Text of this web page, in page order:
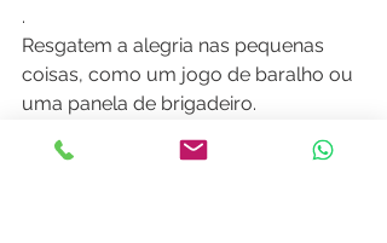
.
Resgatem a alegria nas pequenas
coisas, como um jogo de baralho ou
uma panela de brigadeiro.
Com simplicidade e leveza nós